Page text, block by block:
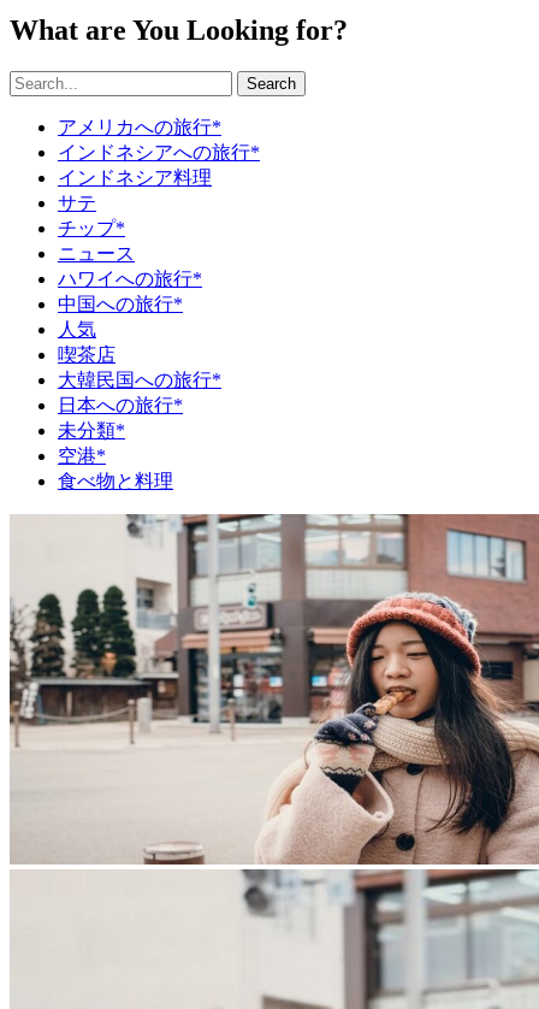
What are You Looking for?
Search
アメリカへの旅行*
インドネシアへの旅行*
インドネシア料理
サテ
チップ*
ニュース
ハワイへの旅行*
中国への旅行*
人気
喫茶店
大韓民国への旅行*
日本への旅行*
未分類*
空港*
食べ物と料理